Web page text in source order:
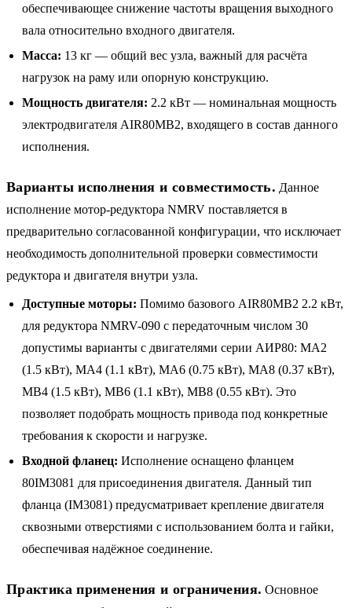
обеспечивающее снижение частоты вращения выходного
вала относительно входного двигателя.
Масса: 13 кг — общий вес узла, важный для расчёта
нагрузок на раму или опорную конструкцию.
Мощность двигателя: 2.2 кВт — номинальная мощность
электродвигателя AIR80MB2, входящего в состав данного
исполнения.
Варианты исполнения и совместимость. Данное
исполнение мотор-редуктора NMRV поставляется в
предварительно согласованной конфигурации, что исключает
необходимость дополнительной проверки совместимости
редуктора и двигателя внутри узла.
Доступные моторы: Помимо базового AIR80MB2 2.2 кВт,
для редуктора NMRV-090 с передаточным числом 30
допустимы варианты с двигателями серии АИР80: MA2
(1.5 кВт), MA4 (1.1 кВт), MA6 (0.75 кВт), MA8 (0.37 кВт),
MB4 (1.5 кВт), MB6 (1.1 кВт), MB8 (0.55 кВт). Это
позволяет подобрать мощность привода под конкретные
требования к скорости и нагрузке.
Входной фланец: Исполнение оснащено фланцем
80IM3081 для присоединения двигателя. Данный тип
фланца (IM3081) предусматривает крепление двигателя
сквозными отверстиями с использованием болта и гайки,
обеспечивая надёжное соединение.
Практика применения и ограничения. Основное